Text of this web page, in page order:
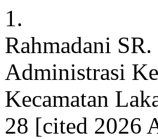
1.
Rahmadani
Administrasi
Kecamatan
28 [cited 2026